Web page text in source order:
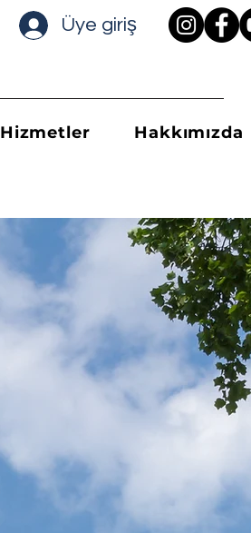
Üye giriş
Hizmetler Hakkımızda